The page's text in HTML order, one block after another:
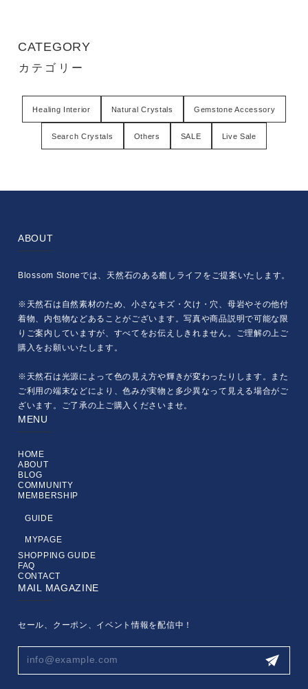
CATEGORY
カテゴリー
Healing Interior Natural Crystals Gemstone Accessory
Search Crystals Others SALE Live Sale
ABOUT
Blossom Stoneでは、天然石のある癒しライフをご提案いたします。
※天然石は自然素材のため、小さなキズ・欠け・穴、母岩やその他付
着物、内包物などあることがございます。写真や商品説明で可能な限
りご案内していますが、すべてをお伝えしきれません。ご理解の上ご
購入をお願いいたします。
※天然石は光源によって色の見え方や輝きが変わったりします。また
ご利用の端末などにより、色みが実物と多少異なって見える場合がご
ざいます。ご了承の上ご購入くださいませ。
MENU
HOME
ABOUT
BLOG
COMMUNITY
MEMBERSHIP
GUIDE
MYPAGE
SHOPPING GUIDE
FAQ
CONTACT
MAIL MAGAZINE
セール、クーポン、イベント情報を配信中！